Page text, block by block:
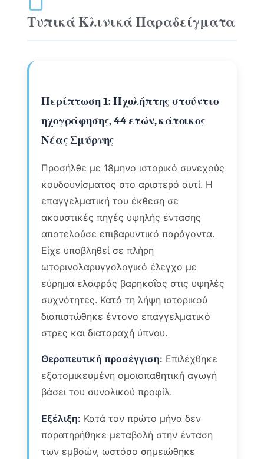
Τυπικά Κλινικά Παραδείγματα
Περίπτωση 1: Ηχολήπτης στούντιο
ηχογράφησης, 44 ετών, κάτοικος
Νέας Σμύρνης
Προσήλθε με 18μηνο ιστορικό συνεχούς
κουδουνίσματος στο αριστερό αυτί. Η
επαγγελματική του έκθεση σε
ακουστικές πηγές υψηλής έντασης
αποτελούσε επιβαρυντικό παράγοντα.
Είχε υποβληθεί σε πλήρη
ωτορινολαρυγγολογικό έλεγχο με
εύρημα ελαφράς βαρηκοΐας στις υψηλές
συχνότητες. Κατά τη λήψη ιστορικού
διαπιστώθηκε έντονο επαγγελματικό
στρες και διαταραχή ύπνου.
Θεραπευτική προσέγγιση: Επιλέχθηκε
εξατομικευμένη ομοιοπαθητική αγωγή
βάσει του συνολικού προφίλ.
Εξέλιξη: Κατά τον πρώτο μήνα δεν
παρατηρήθηκε μεταβολή στην ένταση
των εμβοών, ωστόσο σημειώθηκε